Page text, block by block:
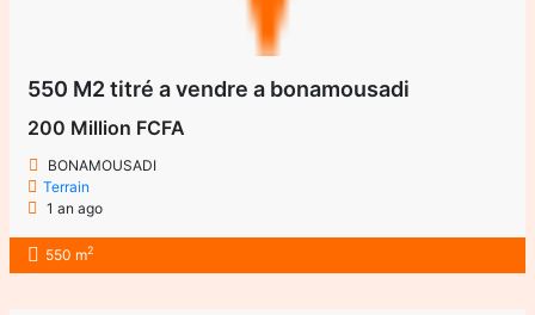
550 M2 titré a vendre a bonamousadi
200 Million FCFA
BONAMOUSADI
Terrain
1 an ago
550 m2